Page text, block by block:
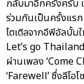
กลับมาอีกครั้งครับ
ร่วมกันเป็นครั้งแร
ไตเติลจากอีพีอัลบั้ม
Let’s go
ผ่านเพลง ‘Come
‘Farewell’ ซึ่งลีโอ